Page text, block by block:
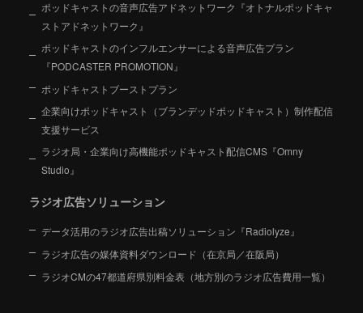
ポッドキャストの音声広告アドネットワーク『オトナルポッドキャ
ストアドネットワーク』
ポッドキャストのインフルエンサーによる音声広告プラン
『PODCASTER PROMOTION』
ポッドキャストブーストプラン
企業向けポッドキャスト（ブランデッドポッドキャスト）制作配信
支援サービス
ラジオ局・企業向け高機能ポッドキャスト配信CMS『Omny
Studio』
ラジオ広告ソリューション
データ活用のラジオ広告出稿ソリューション『Radiolyze』
ラジオ広告の媒体資料ダウンロード（在京局／在阪局）
ラジオCMの47都道府県別料金表（地方別のラジオ広告費用一覧）